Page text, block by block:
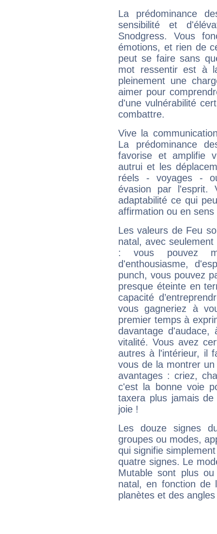
La prédominance
sensibilité et
Snodgress. Vous
émotions, et rien de
peut se faire sans
mot ressentir est à
pleinement une
aimer pour
d'une vulnérabilité
combattre.
Vive la
La prédominance
favorise et amplifie
autrui et les
réels - voyages -
évasion par l'esprit.
adaptabilité ce qui
affirmation ou en
Les valeurs de Feu
natal, avec
: vous pouvez
d'enthousiasme,
punch, vous pouvez
presque éteinte en
capacité
vous gagneriez à
premier temps à
davantage
vitalité. Vous avez
autres à l'intérieur, il
vous de la montrer
avantages : criez,
c'est la bonne voie
taxera plus jamais
joie !
Les douze signes
groupes ou modes,
qui signifie
quatre signes. Le
Mutable sont plus
natal, en fonction de
planètes et des